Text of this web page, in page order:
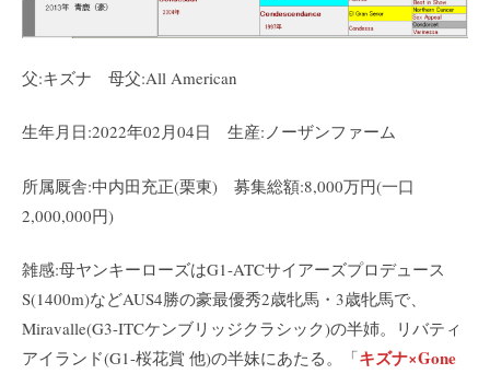
父:キズナ 母父:All American
生年月日:2022年02月04日 生産:ノーザンファーム
所属厩舎:中内田充正(栗東) 募集総額:8,000万円(一口
2,000,000円)
雑感:母ヤンキーローズはG1-ATCサイアーズプロデュース
S(1400m)などAUS4勝の豪最優秀2歳牝馬・3歳牝馬で、
Miravalle(G3-ITCケンブリッジクラシック)の半姉。リバティ
アイランド(G1-桜花賞 他)の半妹にあたる。「キズナ×Gone